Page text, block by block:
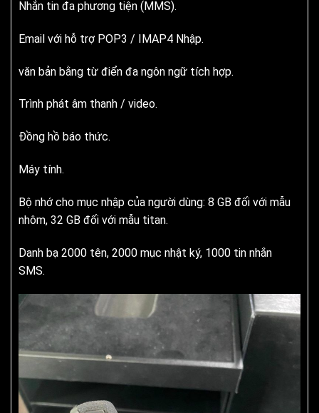
Nhắn tin đa phương tiện (MMS).
Email với hỗ trợ POP3 / IMAP4 Nhập.
văn bản bằng từ điển đa ngôn ngữ tích hợp.
Trình phát âm thanh / video.
Đồng hồ báo thức.
Máy tính.
Bộ nhớ cho mục nhập của người dùng: 8 GB đối với mẫu
nhôm, 32 GB đối với mẫu titan.
Danh bạ 2000 tên, 2000 mục nhật ký, 1000 tin nhắn
SMS.